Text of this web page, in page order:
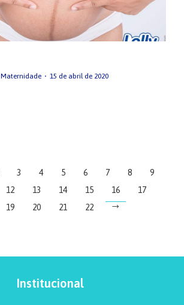
Maternidade 15 de abril de 2020
3 4 5 6 7 8
9
12 13 14 15 16
17
19 20 21 22
Institucional